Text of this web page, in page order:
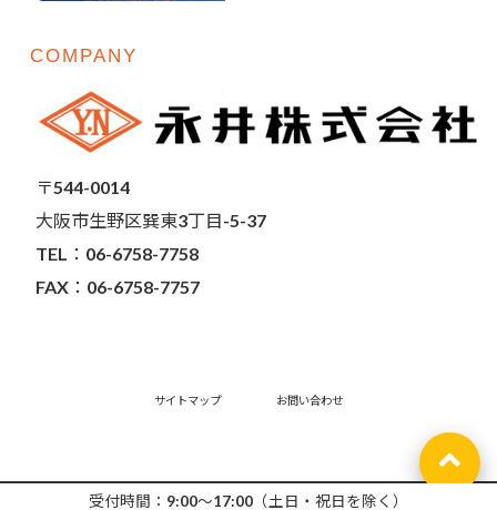
受付時間：9:00～17:00（土日・祝日を除く）
COMPANY
〒544-0014
大阪市生野区巽東3丁目-5-37
TEL：06-6758-7758
FAX：06-6758-7757
サイトマップ お問い合わせ
Copyright©